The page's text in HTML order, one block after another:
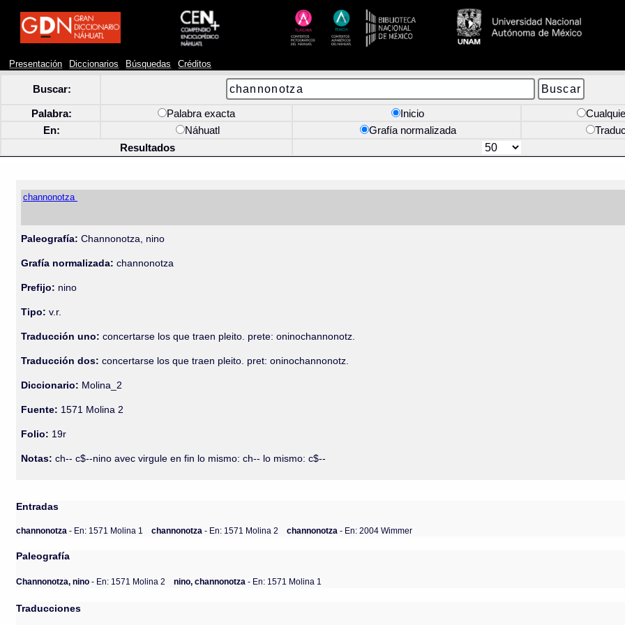
Presentación Diccionarios Búsquedas Créditos
Buscar:
Palabra: Palabra exacta Inicio
En:
Náhuatl Grafía normalizada
Resultados
channonotza
Paleografía: Channonotza, nino
Grafía normalizada: channonotza
Prefijo: nino
Tipo: v.r.
Traducción uno: concertarse los que traen pleito. prete: oninochannonotz.
Traducción dos: concertarse los que traen pleito. pret: oninochannonotz.
Diccionario: Molina_2
Fuente: 1571 Molina 2
Folio: 19r
Notas: ch-- c$--nino avec virgule en fin lo mismo: ch-- lo mismo: c$--
Entradas
channonotza- En: 1571 Molina 1 channonotza- En: 1571 Molina 2 channonotza- En: 2004 Wimmer
Paleografía
Channonotza, nino - En: 1571 Molina 2 nino, channonotza - En: 1571 Molina 1
Traducciones